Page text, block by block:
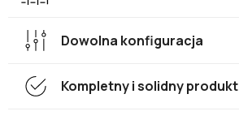
Dowolna konfiguracja
Kompletny i solidny produkt